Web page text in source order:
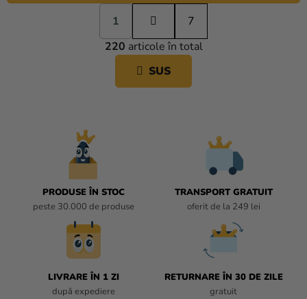
C
O
N
T
P
a
g
i
a
r
1
7
220 articole în total
SUS
PRODUSE ÎN STOC
peste 30.000 de produse
TRANSPORT GRATUIT
oferit de la 249 lei
LIVRARE ÎN 1 ZI
după expediere
RETURNARE ÎN 30 DE ZILE
gratuit